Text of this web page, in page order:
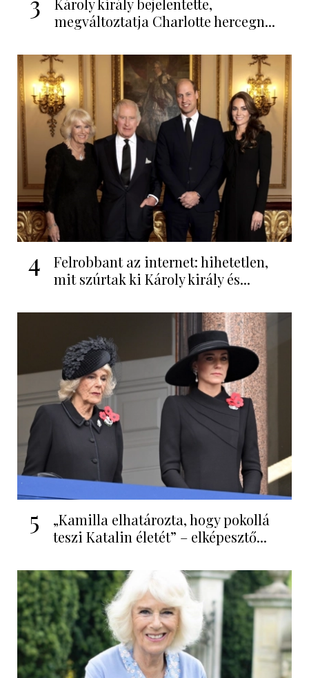
megváltoztatja Charlotte hercegn...
4
Felrobbant az internet: hihetetlen,
mit szúrtak ki Károly király és...
5
„Kamilla elhatározta, hogy pokollá
teszi Katalin életét” – elképesztő...